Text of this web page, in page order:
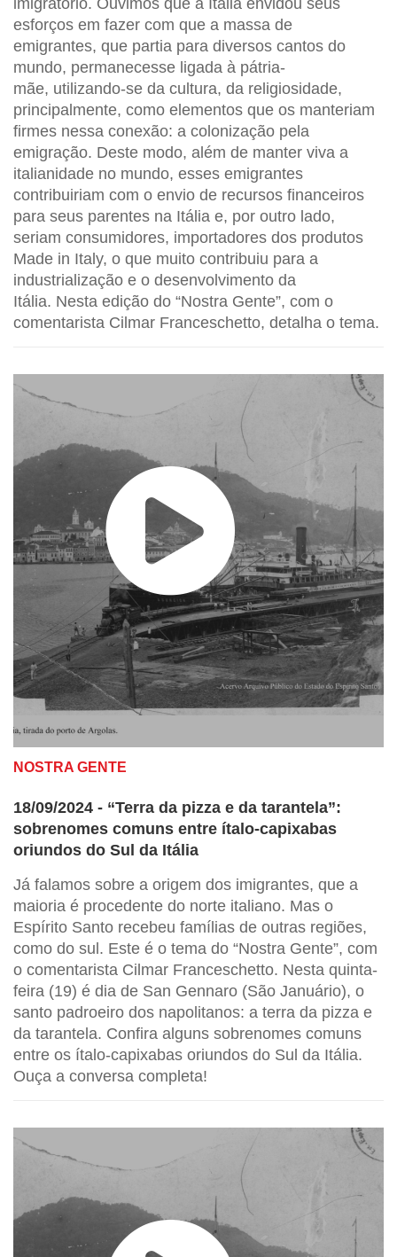
imigratório. Ouvimos que a Itália envidou seus
esforços em fazer com que a massa de
emigrantes, que partia para diversos cantos do
mundo, permanecesse ligada à pátria-
mãe, utilizando-se da cultura, da religiosidade,
principalmente, como elementos que os manteriam
firmes nessa conexão: a colonização pela
emigração. Deste modo, além de manter viva a
italianidade no mundo, esses emigrantes
contribuiriam com o envio de recursos financeiros
para seus parentes na Itália e, por outro lado,
seriam consumidores, importadores dos produtos
Made in Italy, o que muito contribuiu para a
industrialização e o desenvolvimento da
Itália. Nesta edição do “Nostra Gente”, com o
comentarista Cilmar Franceschetto, detalha o tema.
NOSTRA GENTE
18/09/2024 - “Terra da pizza e da tarantela”:
sobrenomes comuns entre ítalo-capixabas
oriundos do Sul da Itália
Já falamos sobre a origem dos imigrantes, que a
maioria é procedente do norte italiano. Mas o
Espírito Santo recebeu famílias de outras regiões,
como do sul. Este é o tema do “Nostra Gente”, com
o comentarista Cilmar Franceschetto. Nesta quinta-
feira (19) é dia de San Gennaro (São Januário), o
santo padroeiro dos napolitanos: a terra da pizza e
da tarantela. Confira alguns sobrenomes comuns
entre os ítalo-capixabas oriundos do Sul da Itália.
Ouça a conversa completa!